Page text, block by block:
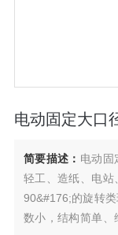
电动固定大口
简要描述： 电动固
轻工、造纸、电站
90&#176;的旋转
数小，结构简单、